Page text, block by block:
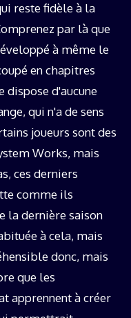
reste fidèle à la
par là que
à même le
en chapitres
dispose d'aucune
qui n'a de sens
joueurs sont des
Works, mais
ces derniers
comme ils
la dernière saison
à cela, mais
donc, mais
que les
apprennent à créer